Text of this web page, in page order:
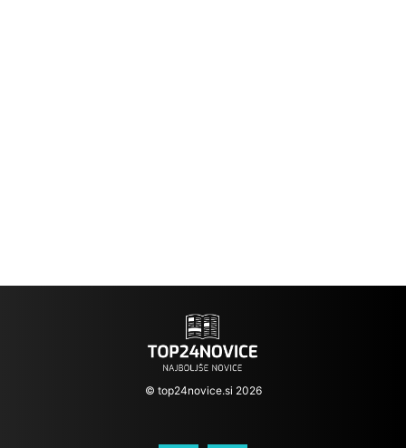
© top24novice.si 2026